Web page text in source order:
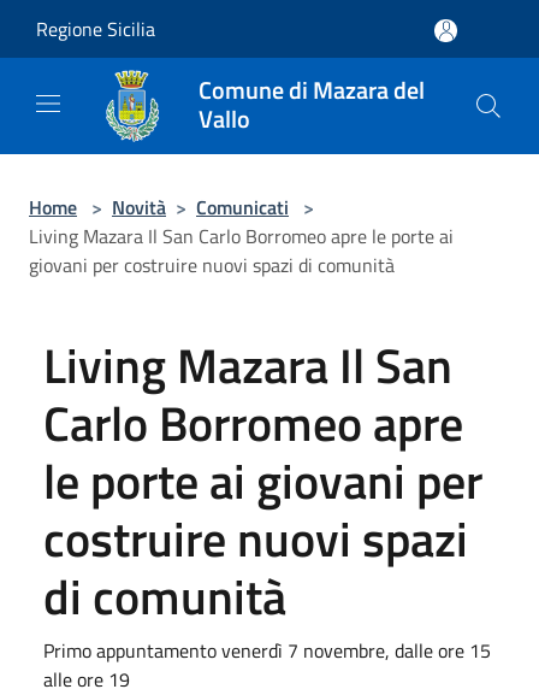
Regione Sicilia
Comune di Mazara del
Vallo
Home > Novità > Comunicati >
Living Mazara Il San Carlo Borromeo apre le porte ai
giovani per costruire nuovi spazi di comunità
Living Mazara Il San
Carlo Borromeo apre
le porte ai giovani per
costruire nuovi spazi
di comunità
Primo appuntamento venerdì 7 novembre, dalle ore 15
alle ore 19